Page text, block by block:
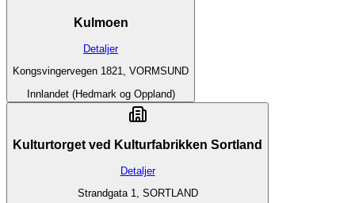
Kulmoen
Detaljer
Kongsvingervegen 1821, VORMSUND
Innlandet (Hedmark og Oppland)
Kulturtorget ved Kulturfabrikken Sortland
Detaljer
Strandgata 1, SORTLAND